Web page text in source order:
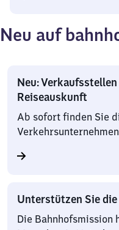
Neu auf
Neu:
Reiseauskunft
Ab sofort finden Sie
Unterstützen Sie
Die